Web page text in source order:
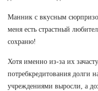
Манник с вкусным
меня есть страстный
сохраню!
Хотя именно из-за их
потребкредитования долги
учреждениями выросли, а